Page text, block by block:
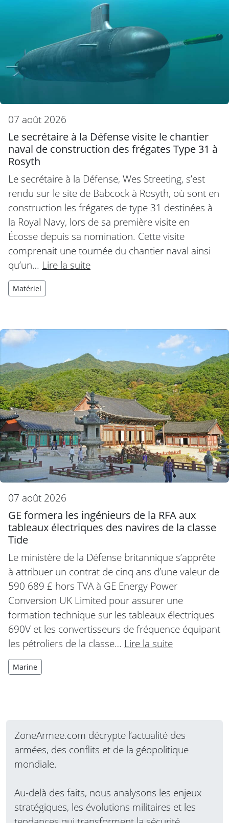
07 août 2026
Le secrétaire à la Défense visite le chantier
naval de construction des frégates Type 31 à
Rosyth
Le secrétaire à la Défense, Wes Streeting, s’est
rendu sur le site de Babcock à Rosyth, où sont en
construction les frégates de type 31 destinées à
la Royal Navy, lors de sa première visite en
Écosse depuis sa nomination. Cette visite
comprenait une tournée du chantier naval ainsi
qu’un… Lire la suite
Matériel
07 août 2026
GE formera les ingénieurs de la RFA aux
tableaux électriques des navires de la classe
Tide
Le ministère de la Défense britannique s’apprête
à attribuer un contrat de cinq ans d’une valeur de
590 689 £ hors TVA à GE Energy Power
Conversion UK Limited pour assurer une
formation technique sur les tableaux électriques
690V et les convertisseurs de fréquence équipant
les pétroliers de la classe… Lire la suite
Marine
ZoneArmee.com décrypte l’actualité des
armées, des conflits et de la géopolitique
mondiale.
Au-delà des faits, nous analysons les enjeux
stratégiques, les évolutions militaires et les